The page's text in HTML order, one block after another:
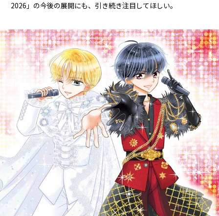
2026」の今後の展開にも、引き続き注目してほしい。